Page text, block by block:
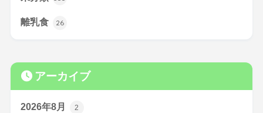
離乳食 26
アーカイブ
2026年8月 2